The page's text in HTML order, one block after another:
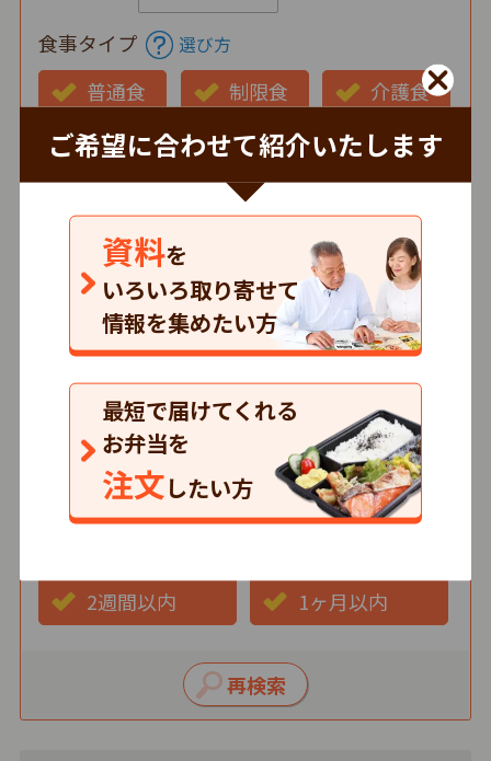
ご希望に合わせて紹介いたします
資料を
いろいろ取り寄せて
情報を集めたい方
最短で届けてくれる
お弁当を
注文したい方
食事タイプ 選び方
普通食 制限食
介護食
お弁当の状態
仕出し
冷蔵
冷凍
朝
昼
夕
500円以下
501～750円
751円以上
最短お届け日
2週間以内 1ヶ月以内